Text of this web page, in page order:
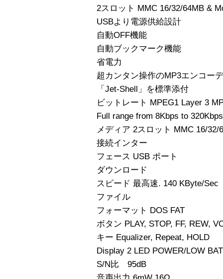
2スロット MMC 16/32/64MB &
USBより電源供給設計
自動OFF機能
自動ブックマーク機能
省電力
超カンタン操作のMP3エンコー
「Jet-Shell」を標準添付
ビットレート MPEG1 Layer 3
Full range from 8Kbps to
メディア 2スロット MMC 16/32/
接続インター
フェース USB ポート
ダウンロード
スピード 最高速. 140 KByte/Sec
ファイル
フォーマット DOS FAT
ボタン PLAY, STOP, FF, REW,
キー Equalizer, Repeat, HOLD
Display 2 LED POWER/LOW
S/N比 95dB